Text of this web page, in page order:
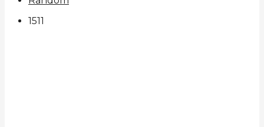
1511